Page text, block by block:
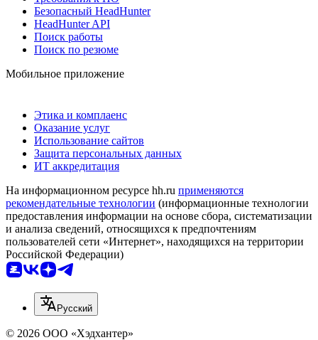
Безопасный HeadHunter
HeadHunter API
Поиск работы
Поиск по резюме
Мобильное приложение
Этика и комплаенс
Оказание услуг
Использование сайтов
Защита персональных данных
ИТ аккредитация
На информационном ресурсе hh.ru применяются
рекомендательные технологии (информационные технологии
предоставления информации на основе сбора, систематизации
и анализа сведений, относящихся к предпочтениям
пользователей сети «Интернет», находящихся на территории
Российской Федерации)
Русский
© 2026 ООО «Хэдхантер»